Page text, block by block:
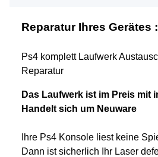
Reparatur Ihres Gerätes :
Ps4 komplett Laufwerk
Reparatur
Das Laufwerk ist im Preis mit
Handelt sich um Neuware
Ihre Ps4 Konsole liest keine
Dann ist sicherlich Ihr Laser